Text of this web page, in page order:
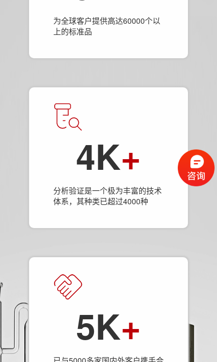
为全球客户提供高达60000个以
上的标准品
4K+
分析验证是一个极为丰富的技术
体系，其种类已超过4000种
5K+